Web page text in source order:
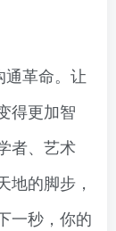
革命。让
得更加智
者、艺术
地的脚步，
一秒，你的